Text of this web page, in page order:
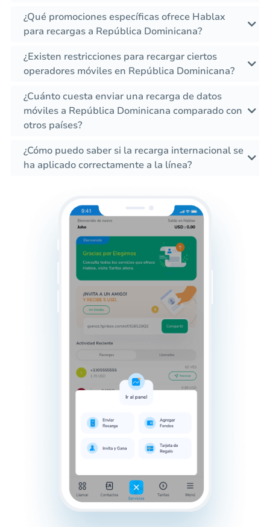
¿Qué promociones específicas ofrece Hablax
para recargas a República Dominicana?
¿Existen restricciones para recargar ciertos
operadores móviles en República Dominicana?
¿Cuánto cuesta enviar una recarga de datos
móviles a República Dominicana comparado con
otros países?
¿Cómo puedo saber si la recarga internacional se
ha aplicado correctamente a la línea?